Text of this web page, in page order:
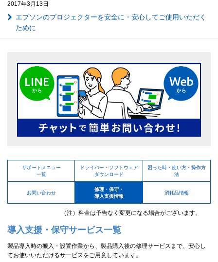
2017年3月13日
エプソンのプロジェクターを安全に・安心してご使用いただく
ために
サポートメニュー
一覧
ドライバー・ソフトウェア
ダウンロード
困った時・使い方・操作方
法
お問い合わせ
修理・保守・
導入支援情報
消耗品情報
（注）料金は予告なく変更になる場合がございます。
導入支援・保守サービス一覧
製品導入時の搬入・設置作業から、製品購入後の修理サービスまで、安心し
てお使いいただけるサービスをご用意しています。